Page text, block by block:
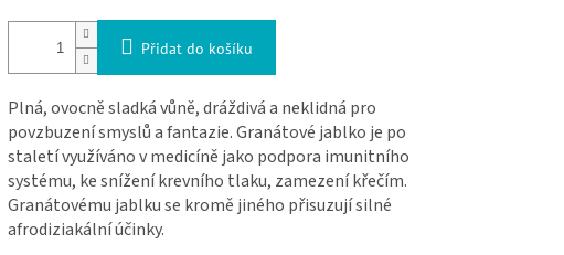
Přidat do košíku
Plná, ovocně sladká vůně, dráždivá a neklidná pro
povzbuzení smyslů a fantazie. Granátové jablko je po
staletí využíváno v medicíně jako podpora imunitního
systému, ke snížení krevního tlaku, zamezení křečím.
Granátovému jablku se kromě jiného přisuzují silné
afrodiziakální účinky.